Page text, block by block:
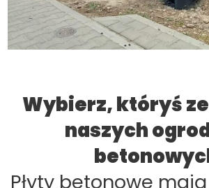
Wybierz, któryś
naszych
Płyty betonowe